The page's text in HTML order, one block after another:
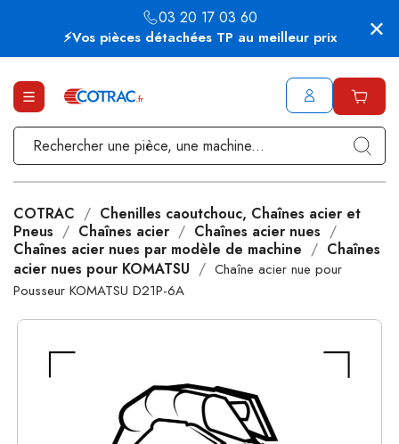
⚡Vos pièces détachées TP au meilleur prix
03 20 17 03 60
COTRAC
Chenilles caoutchouc, Chaînes acier et
Pneus
Chaînes acier
Chaînes acier nues
Chaînes acier nues par modèle de machine
Chaînes
acier nues pour KOMATSU
Chaîne acier nue pour
Pousseur KOMATSU D21P-6A